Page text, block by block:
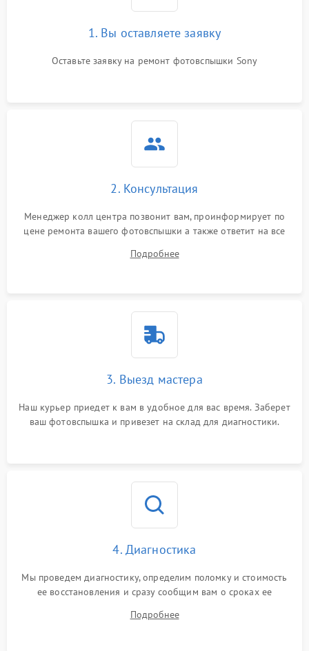
1. Вы оставляете заявку
Оставьте заявку на ремонт фотовспышки Sony
2. Консультация
Менеджер колл центра позвонит вам, проинформирует по
цене ремонта вашего фотовспышки а также ответит на все
Подробнее
3. Выезд мастера
Наш курьер приедет к вам в удобное для вас время. Заберет
ваш фотовспышка и привезет на склад для диагностики.
4. Диагностика
Мы проведем диагностику, определим поломку и стоимость
ее восстановления и сразу сообщим вам о сроках ее
Подробнее